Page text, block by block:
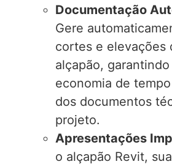
Documentação
Gere
cortes e elevações
alçapão,
economia de
dos documentos
projeto.
Apresentações
o alçapão Revit,